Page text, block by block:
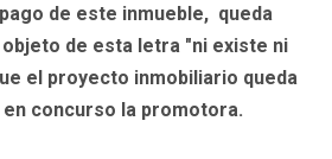
de este inmueble, queda
de esta letra "ni existe ni
el proyecto inmobiliario queda
concurso la promotora.